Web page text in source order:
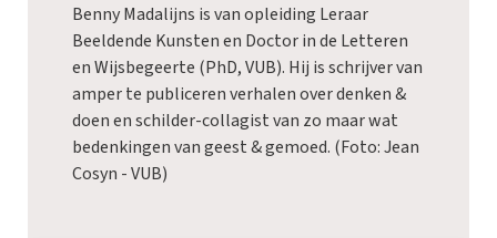
Benny Madalijns is van opleiding Leraar
Beeldende Kunsten en Doctor in de Letteren
en Wijsbegeerte (PhD, VUB). Hij is schrijver van
amper te publiceren verhalen over denken &
doen en schilder-collagist van zo maar wat
bedenkingen van geest & gemoed. (Foto: Jean
Cosyn - VUB)